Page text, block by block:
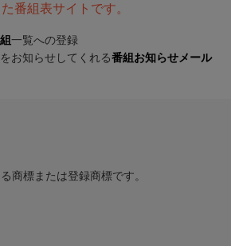
番組表サイトです。
一覧への登録
お知らせしてくれる番組お知らせメール
商標または登録商標です。